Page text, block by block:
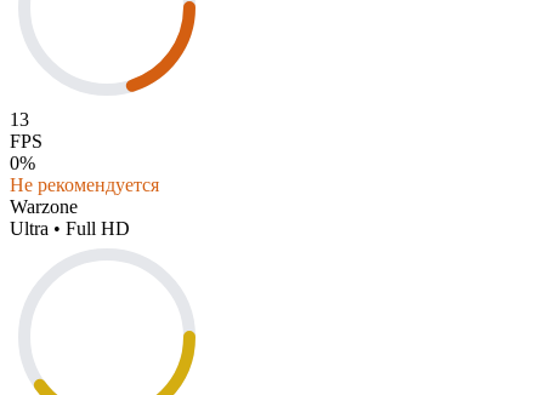
13
FPS
0%
Не рекомендуется
Warzone
Ultra • Full HD